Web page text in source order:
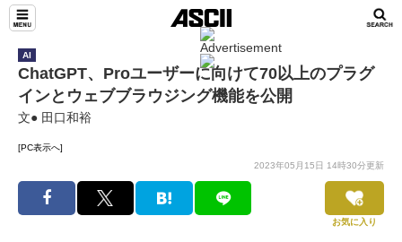
AI
ChatGPT、Proユーザーに向けて70以上のプラグ
インとウェブブラウジング機能を公開
文● 田口和裕
[PC表示へ]
2023年05月15日 14時30分更新
お気に入り